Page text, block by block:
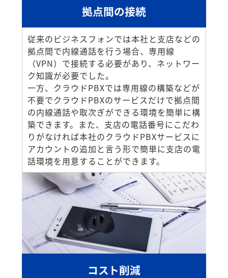
拠点間の接続
従来のビジネスフォンでは本社と支店などの
拠点間で内線通話を行う場合、専用線
（VPN）で接続する必要があり、ネットワー
ク知識が必要でした。
一方、クラウドPBXでは専用線の構築などが
不要でクラウドPBXのサービスだけで拠点間
の内線通話や取次ぎができる環境を簡単に構
築できます。また、支店の電話番号にこだわ
りがなければ本社のクラウドPBXサービスに
アカウントの追加と言う形で簡単に支店の電
話環境を用意することができます。
コスト削減